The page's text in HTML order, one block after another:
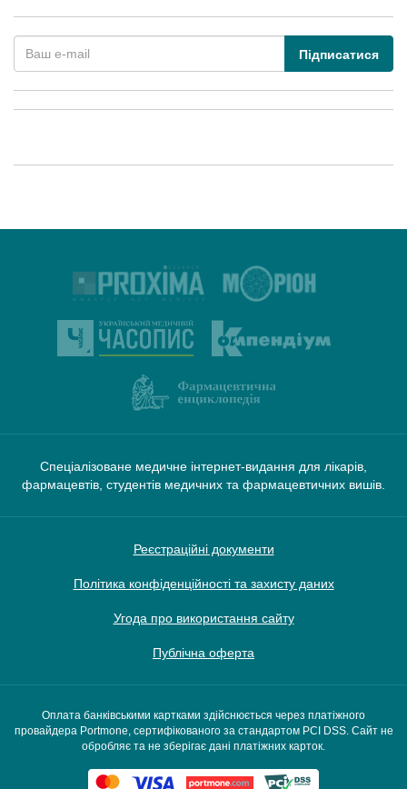
Підписатися
Спеціалізоване медичне інтернет-видання для лікарів,
фармацевтів, студентів медичних та фармацевтичних вишів.
Реєстраційні документи
Політика конфіденційності та захисту даних
Угода про використання сайту
Публічна оферта
Оплата банківськими картками здійснюється через платіжного
провайдера Portmone, сертифікованого за стандартом PCI DSS. Сайт не
обробляє та не зберігає дані платіжних карток.